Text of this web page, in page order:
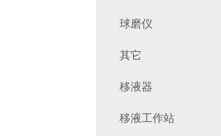
球磨仪
其它
移液器
移液工作站